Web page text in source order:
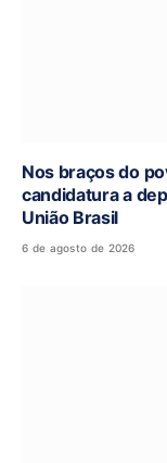
Nos braços do
candidatura a
União Brasil
6 de agosto de 2026